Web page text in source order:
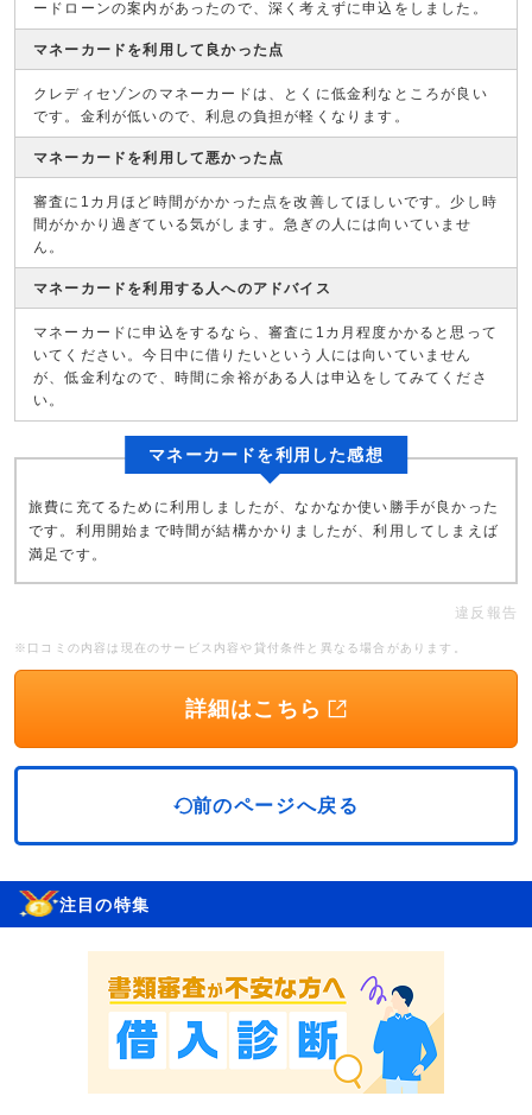
ードローンの案内があったので、深く考えずに申込をしました。
マネーカードを利用して良かった点
クレディセゾンのマネーカードは、とくに低金利なところが良い
です。金利が低いので、利息の負担が軽くなります。
マネーカードを利用して悪かった点
審査に1カ月ほど時間がかかった点を改善してほしいです。少し時
間がかかり過ぎている気がします。急ぎの人には向いていませ
ん。
マネーカードを利用する人へのアドバイス
マネーカードに申込をするなら、審査に1カ月程度かかると思って
いてください。今日中に借りたいという人には向いていません
が、低金利なので、時間に余裕がある人は申込をしてみてくださ
い。
マネーカードを利用した感想
旅費に充てるために利用しましたが、なかなか使い勝手が良かった
です。利用開始まで時間が結構かかりましたが、利用してしまえば
満足です。
違反報告
※口コミの内容は現在のサービス内容や貸付条件と異なる場合があります。
詳細はこちら
前のページへ戻る
注目の特集